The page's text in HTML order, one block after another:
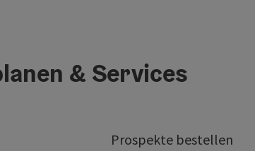
& Services
Prospekte bestellen